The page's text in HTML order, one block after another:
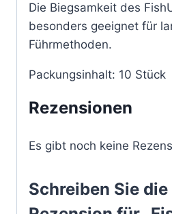
Die Biegsamkeit des
besonders geeignet für
Führmethoden.
Packungsinhalt: 10 Stück
Rezensionen
Es gibt noch keine
Schreiben Sie